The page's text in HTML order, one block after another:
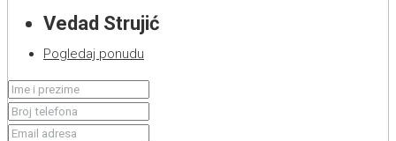
Vedad Strujić
Pogledaj ponudu